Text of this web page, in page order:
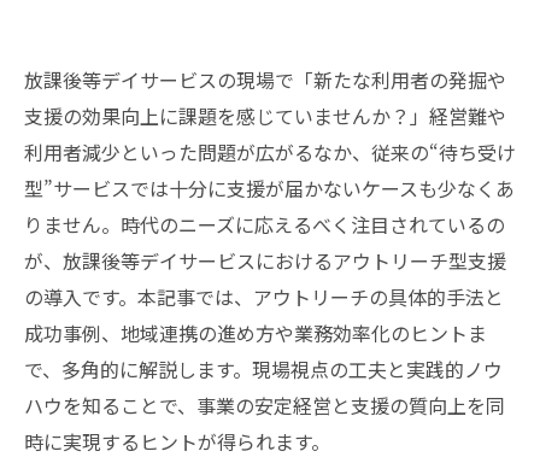
放課後等デイサービスの現場で「新たな利用者の発掘や
支援の効果向上に課題を感じていませんか？」経営難や
利用者減少といった問題が広がるなか、従来の“待ち受け
型”サービスでは十分に支援が届かないケースも少なくあ
りません。時代のニーズに応えるべく注目されているの
が、放課後等デイサービスにおけるアウトリーチ型支援
の導入です。本記事では、アウトリーチの具体的手法と
成功事例、地域連携の進め方や業務効率化のヒントま
で、多角的に解説します。現場視点の工夫と実践的ノウ
ハウを知ることで、事業の安定経営と支援の質向上を同
時に実現するヒントが得られます。